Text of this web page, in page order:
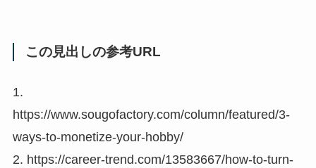
この見出しの参考URL
1.
https://www.sougofactory.com/column/featured/3-
ways-to-monetize-your-hobby/
2. https://career-trend.com/13583667/how-to-turn-